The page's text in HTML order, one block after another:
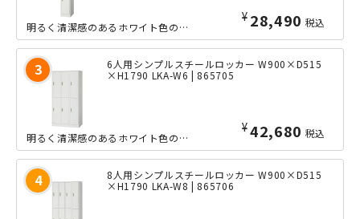
¥ 28,490 税込
明るく清潔感のあるホワイト色のエコ塗装を施した、大変リーズナブルな2人用スチール...
6人用シンプルスチールロッカー W900×D515
×H1790 LKA-W6 | 865705
¥42,680 税込
明るく清潔感のあるホワイト色のエコ塗装を施した、大変リーズナブルな6人用スチール...
8人用シンプルスチールロッカー W900×D515
×H1790 LKA-W8 | 865706